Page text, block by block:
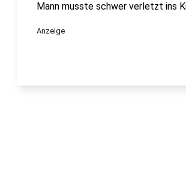
Mann musste schwer verletzt ins
Anzeige